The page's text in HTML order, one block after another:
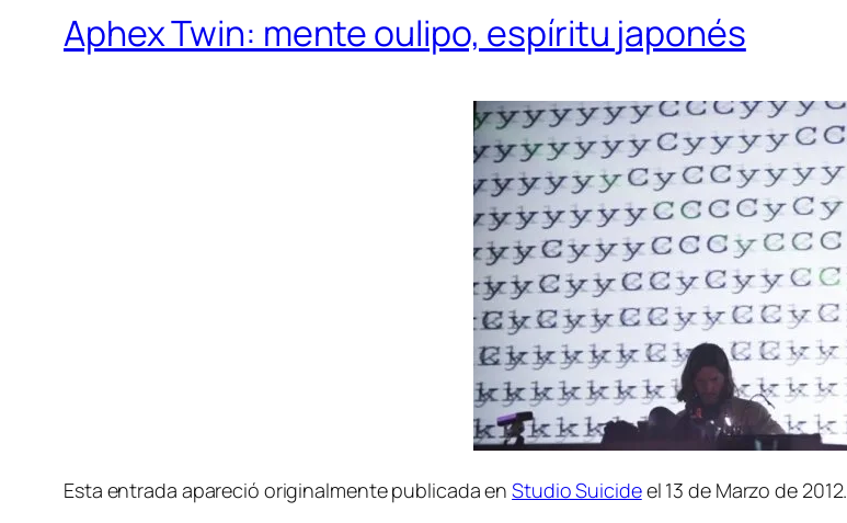
Aphex Twin: mente oulipo, espíritu japonés
Esta en­tra­da apa­re­ció ori­gi­nal­men­te pu­bli­ca­da enStudio Suicideel 13 de Marzo de 2012.